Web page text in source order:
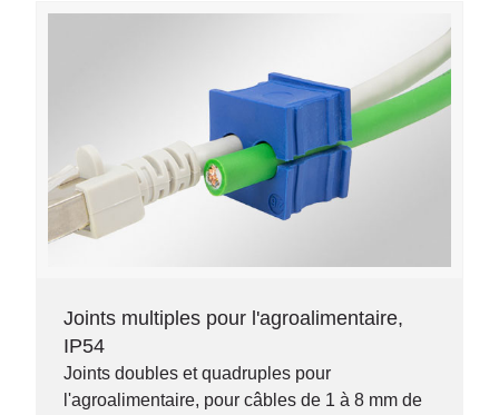
Joints multiples pour l'agroalimentaire,
IP54
Joints doubles et quadruples pour
l'agroalimentaire, pour câbles de 1 à 8 mm de